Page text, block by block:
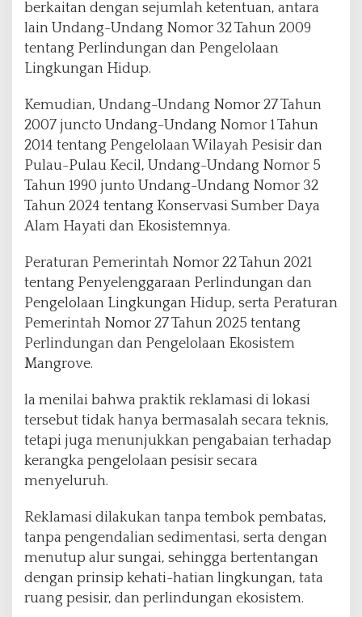
berkaitan dengan sejumlah ketentuan, antara
lain Undang-Undang Nomor 32 Tahun 2009
tentang Perlindungan dan Pengelolaan
Lingkungan Hidup.
Kemudian, Undang-Undang Nomor 27 Tahun
2007 juncto Undang-Undang Nomor 1 Tahun
2014 tentang Pengelolaan Wilayah Pesisir dan
Pulau-Pulau Kecil, Undang-Undang Nomor 5
Tahun 1990 junto Undang-Undang Nomor 32
Tahun 2024 tentang Konservasi Sumber Daya
Alam Hayati dan Ekosistemnya.
Peraturan Pemerintah Nomor 22 Tahun 2021
tentang Penyelenggaraan Perlindungan dan
Pengelolaan Lingkungan Hidup, serta Peraturan
Pemerintah Nomor 27 Tahun 2025 tentang
Perlindungan dan Pengelolaan Ekosistem
Mangrove.
la menilai bahwa praktik reklamasi di lokasi
tersebut tidak hanya bermasalah secara teknis,
tetapi juga menunjukkan pengabaian terhadap
kerangka pengelolaan pesisir secara
menyeluruh.
Reklamasi dilakukan tanpa tembok pembatas,
tanpa pengendalian sedimentasi, serta dengan
menutup alur sungai, sehingga bertentangan
dengan prinsip kehati-hatian lingkungan, tata
ruang pesisir, dan perlindungan ekosistem.